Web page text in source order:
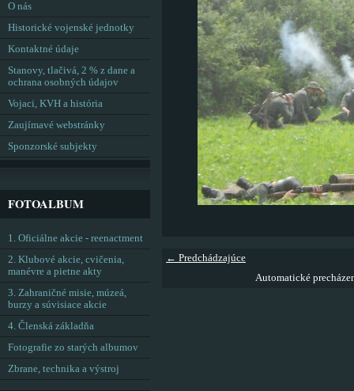
← Predchádzajúce
Automatické
O nás
Historické vojenské jednotky
Kontaktné údaje
Stanovy, tlačivá, 2 % z dane a
ochrana osobných údajov
Vojaci, KVH a história
Zaujímavé webstránky
Sponzorské subjekty
FOTOALBUM
1. Oficiálne akcie - reenactment
2. Klubové akcie, cvičenia,
manévre a pietne akty
3. Zahraničné misie, múzeá,
burzy a súvisiace akcie
4. Členská základňa
Fotografie zo starých albumov
Zbrane, technika a výstroj